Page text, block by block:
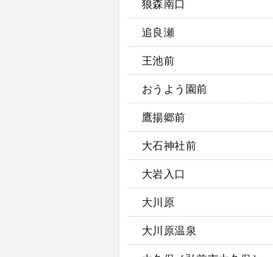
狼森南口
追良瀬
王池前
おうよう園前
鷹揚郷前
大石神社前
大岩入口
大川原
大川原温泉